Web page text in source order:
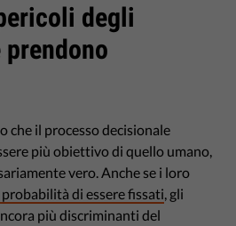
degli
che il processo decisionale
più obiettivo di quello umano,
vero. Anche se i loro
di essere fissati , gli
più discriminanti del